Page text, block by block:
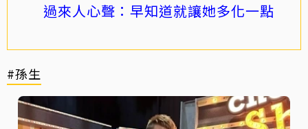
過來人心聲：早知道就讓她多化一點
#孫生